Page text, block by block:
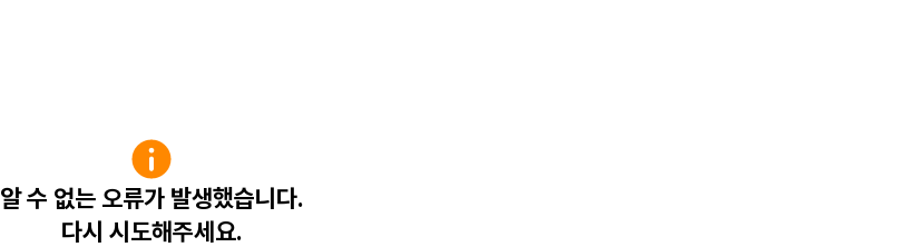
알 수 없는 오류가 발생했습니다.
다시 시도해주세요.